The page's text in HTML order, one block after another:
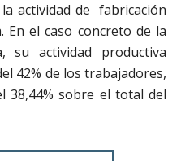
actividad de fabricación
En el caso concreto de la
su actividad productiva
42% de los trabajadores,
38,44% sobre el total del